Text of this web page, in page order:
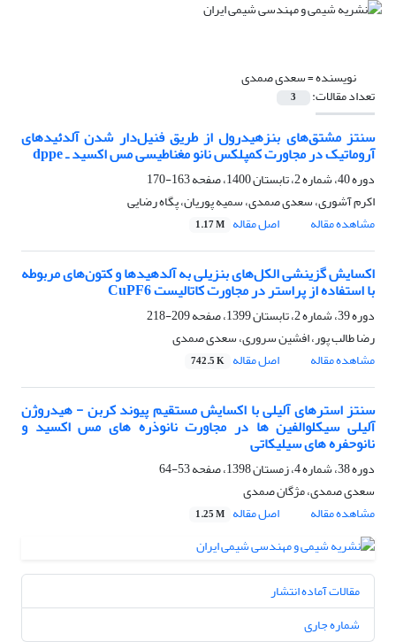
نویسنده =سعدی صمدی
تعداد مقالات: 3
سنتز مشتق‌های بنزهیدرول از طریق فنیل‌دار شدن‌‌ آلدئیدهای
آروماتیک در مجاورت کمپلکس نانو مغناطیسی مس اکسید ـ dppe
دوره 40، شماره 2، تابستان 1400، صفحه
163-170
اکرم آشوری، سعدی صمدی، سمیه پوریان، پگاه رضایی
مشاهده مقاله
اصل مقاله 1.17 M
اکسایش گزینشی الکل‌های بنزیلی به آلدهیدها و کتون‌های مربوطه
با استفاده از پراستر در مجاورت کاتالیست CuPF6
دوره 39، شماره 2، تابستان 1399، صفحه
209-218
رضا طالب پور، افشین سروری، سعدی صمدی
مشاهده مقاله
اصل مقاله 742.5 K
سنتز استرهای آلیلی با اکسایش مستقیم پیوند کربن - هیدروژن
آلیلی سیکلوالفین ها در مجاورت نانوذره های مس اکسید و
نانوحفره های سیلیکاتی
دوره 38، شماره 4، زمستان 1398، صفحه
53-64
سعدی صمدی، مژگان صمدی
مشاهده مقاله
اصل مقاله 1.25 M
مقالات آماده انتشار
شماره جاری